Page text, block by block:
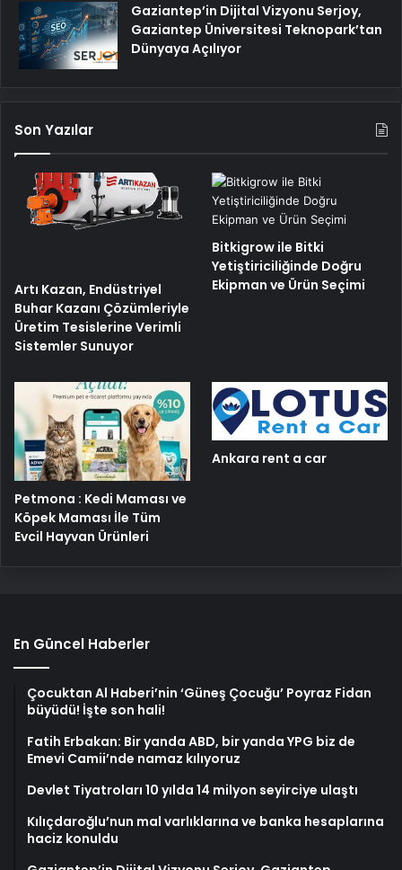
Gaziantep’in Dijital Vizyonu Serjoy,
Gaziantep Üniversitesi Teknopark’tan
Dünyaya Açılıyor
Son Yazılar
Artı Kazan, Endüstriyel
Buhar Kazanı Çözümleriyle
Üretim Tesislerine Verimli
Sistemler Sunuyor
Bitkigrow ile Bitki
Yetiştiriciliğinde Doğru
Ekipman ve Ürün Seçimi
Petmona : Kedi Maması ve
Köpek Maması İle Tüm
Evcil Hayvan Ürünleri
Ankara rent a car
En Güncel Haberler
Çocuktan Al Haberi’nin ‘Güneş Çocuğu’ Poyraz Fidan
büyüdü! İşte son hali!
Fatih Erbakan: Bir yanda ABD, bir yanda YPG biz de
Emevi Camii’nde namaz kılıyoruz
Devlet Tiyatroları 10 yılda 14 milyon seyirciye ulaştı
Kılıçdaroğlu’nun mal varlıklarına ve banka hesaplarına
haciz konuldu